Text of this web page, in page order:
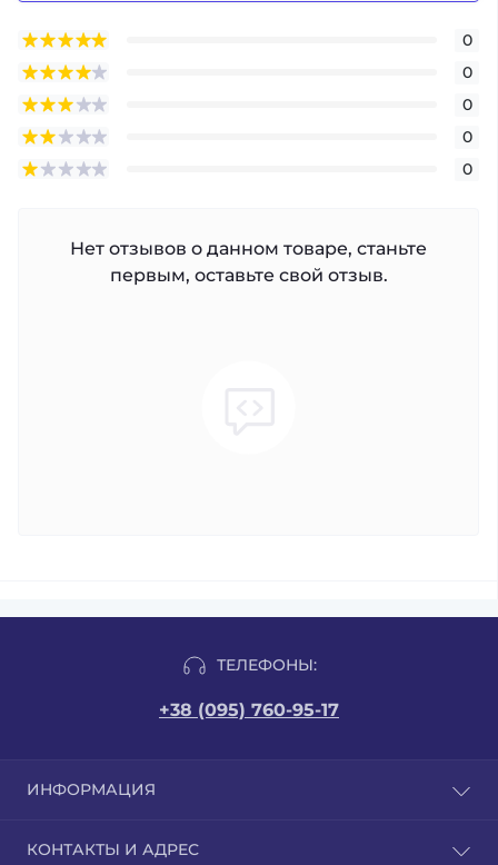
0
0
0
0
0
Нет отзывов о данном товаре, станьте
первым, оставьте свой отзыв.
ТЕЛЕФОНЫ:
+38 (095) 760-95-17
ИНФОРМАЦИЯ
Публичная оферта
КОНТАКТЫ И АДРЕС